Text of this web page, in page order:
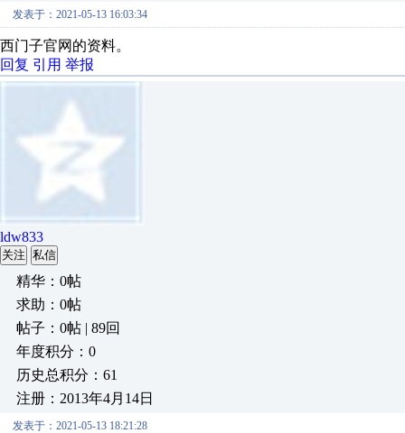
发表于：2021-05-13 16:03:34
西门子官网的资料。
回复 引用 举报
ldw833
关注 私信
精华：0帖
求助：0帖
帖子：0帖 | 89回
年度积分：0
历史总积分：61
注册：2013年4月14日
发表于：2021-05-13 18:21:28